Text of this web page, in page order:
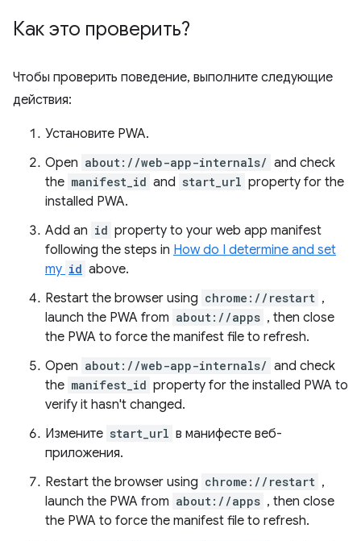
Как это проверить?
Чтобы проверить поведение, выполните следующие
действия:
Установите PWA.
Open about://web-app-internals/ and check
the manifest_id and start_url property for the
installed PWA.
Add an id property to your web app manifest
following the steps in How do I determine and set
my id above.
Restart the browser using chrome://restart ,
launch the PWA from about://apps , then close
the PWA to force the manifest file to refresh.
Open about://web-app-internals/ and check
the manifest_id property for the installed PWA to
verify it hasn't changed.
Измените start_url в манифесте веб-
приложения.
Restart the browser using chrome://restart ,
launch the PWA from about://apps , then close
the PWA to force the manifest file to refresh.